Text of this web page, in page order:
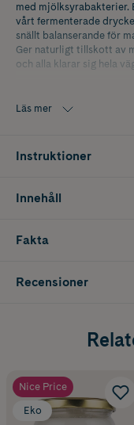
med mjölksyrabakterier.
vårt fermenterade
snällt balanserande för
Ger naturligt tillskott av
och alla klarar sig hela
godare smak
Läs mer
Instruktioner
Innehåll
Fakta
Recensioner
Nice Price
Eko